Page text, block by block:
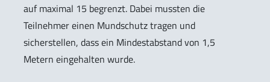
auf maximal 15 begrenzt. Dabei mussten die
Teilnehmer einen Mundschutz tragen und
sicherstellen, dass ein Mindestabstand von 1,5
Metern eingehalten wurde.